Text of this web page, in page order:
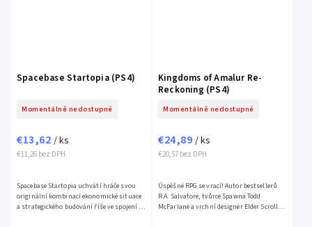
Spacebase Startopia (PS4)
Momentálně nedostupné
€11,26 bez DPH
€13,62 / ks
Spacebase Startopia uchvátí hráče svou
originální kombinací ekonomické situace
a strategického budování říše ve spojení s
Kingdoms of Amalur Re-
Reckoning (PS4)
Momentálně nedostupné
€20,57 bez DPH
€24,89 / ks
Úspěšné RPG se vrací! Autor bestsellerů
R.A. Salvatore, tvůrce Spawna Todd
McFarlane a vrchní designér Elder Scrolls